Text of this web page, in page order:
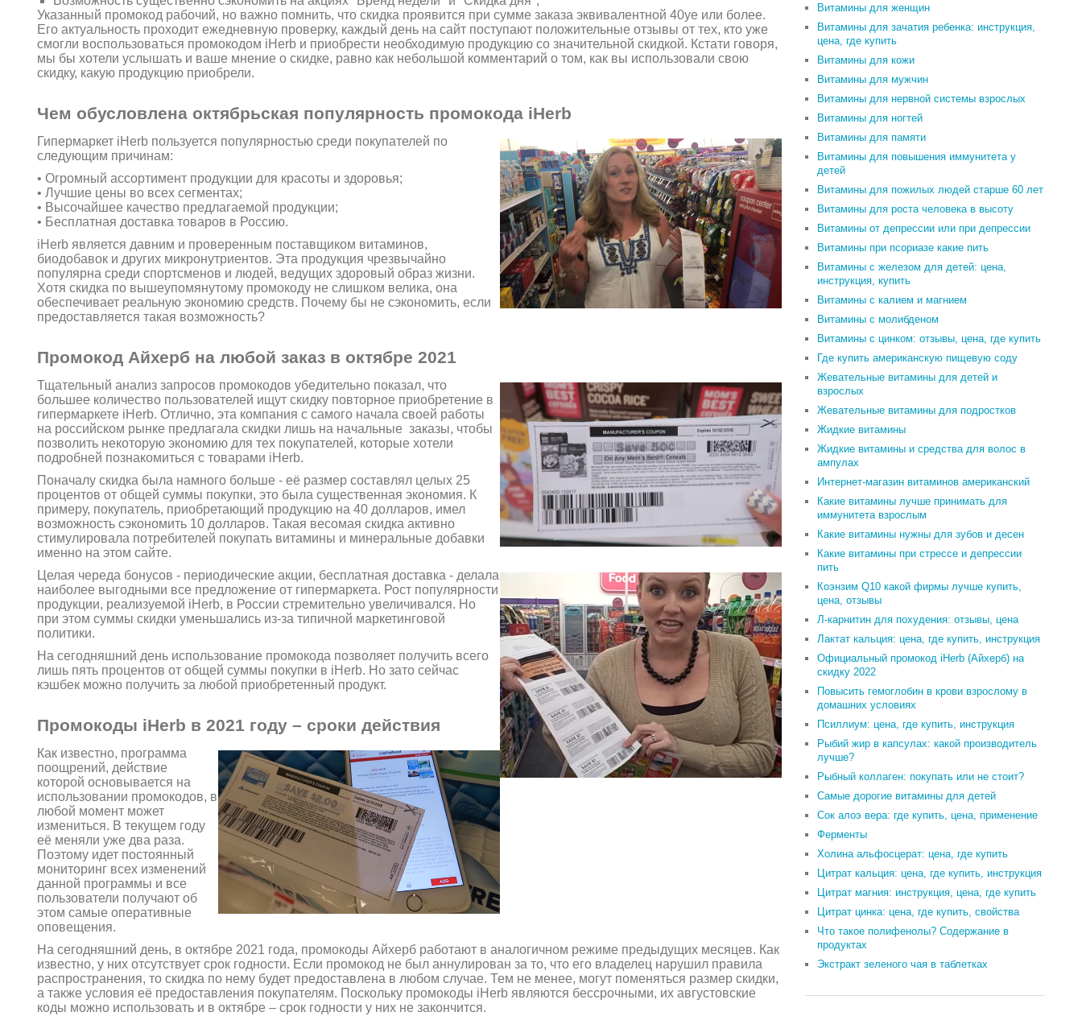
Указанный промокод рабочий, но важно помнить, что скидка проявится при сумме заказа эквивалентной 40уе или более.
Его актуальность проходит ежедневную проверку, каждый день на сайт поступают положительные отзывы от тех, кто уже
смогли воспользоваться промокодом iHerb и приобрести необходимую продукцию со значительной скидкой. Кстати говоря,
мы бы хотели услышать и ваше мнение о скидке, равно как небольшой комментарий о том, как вы использовали свою
скидку, какую продукцию приобрели.
Чем обусловлена октябрьская популярность промокода iHerb
Гипермаркет iHerb пользуется популярностью среди покупателей по
следующим причинам:
• Огромный ассортимент продукции для красоты и здоровья;
• Лучшие цены во всех сегментах;
• Высочайшее качество предлагаемой продукции;
• Бесплатная доставка товаров в Россию.
iHerb является давним и проверенным поставщиком витаминов,
биодобавок и других микронутриентов. Эта продукция чрезвычайно
популярна среди спортсменов и людей, ведущих здоровый образ жизни.
Хотя скидка по вышеупомянутому промокоду не слишком велика, она
обеспечивает реальную экономию средств. Почему бы не сэкономить, если
предоставляется такая возможность?
Промокод Айхерб на любой заказ в октябре 2021
Тщательный анализ запросов промокодов убедительно показал, что
большее количество пользователей ищут скидку повторное приобретение в
гипермаркете iHerb. Отлично, эта компания с самого начала своей работы
на российском рынке предлагала скидки лишь на начальные заказы, чтобы
позволить некоторую экономию для тех покупателей, которые хотели
подробней познакомиться с товарами iHerb.
Поначалу скидка была намного больше - её размер составлял целых 25
процентов от общей суммы покупки, это была существенная экономия. К
примеру, покупатель, приобретающий продукцию на 40 долларов, имел
возможность сэкономить 10 долларов. Такая весомая скидка активно
стимулировала потребителей покупать витамины и минеральные добавки
именно на этом сайте.
Целая череда бонусов - периодические акции, бесплатная доставка - делала
наиболее выгодными все предложение от гипермаркета. Рост популярности
продукции, реализуемой iHerb, в России стремительно увеличивался. Но
при этом суммы скидки уменьшались из-за типичной маркетинговой
политики.
На сегодняшний день использование промокода позволяет получить всего
лишь пять процентов от общей суммы покупки в iHerb. Но зато сейчас
кэшбек можно получить за любой приобретенный продукт.
Промокоды iHerb в 2021 году – сроки действия
Как известно, программа
поощрений, действие
которой основывается на
использовании промокодов, в
любой момент может
измениться. В текущем году
её меняли уже два раза.
Поэтому идет постоянный
мониторинг всех изменений
данной программы и все
пользователи получают об
этом самые оперативные
оповещения.
На сегодняшний день, в октябре 2021 года, промокоды Айхерб работают в аналогичном режиме предыдущих месяцев. Как
известно, у них отсутствует срок годности. Если промокод не был аннулирован за то, что его владелец нарушил правила
распространения, то скидка по нему будет предоставлена в любом случае. Тем не менее, могут поменяться размер скидки,
а также условия её предоставления покупателям. Поскольку промокоды iHerb являются бессрочными, их августовские
коды можно использовать и в октябре – срок годности у них не закончится.
Витамины для женщин
Витамины для зачатия ребенка: инструкция,
цена, где купить
Витамины для кожи
Витамины для мужчин
Витамины для нервной системы взрослых
Витамины для ногтей
Витамины для памяти
Витамины для повышения иммунитета у
детей
Витамины для пожилых людей старше 60 лет
Витамины для роста человека в высоту
Витамины от депрессии или при депрессии
Витамины при псориазе какие пить
Витамины с железом для детей: цена,
инструкция, купить
Витамины с калием и магнием
Витамины с молибденом
Витамины с цинком: отзывы, цена, где купить
Где купить американскую пищевую соду
Жевательные витамины для детей и
взрослых
Жевательные витамины для подростков
Жидкие витамины
Жидкие витамины и средства для волос в
ампулах
Интернет-магазин витаминов американский
Какие витамины лучше принимать для
иммунитета взрослым
Какие витамины нужны для зубов и десен
Какие витамины при стрессе и депрессии
пить
Коэнзим Q10 какой фирмы лучше купить,
цена, отзывы
Л-карнитин для похудения: отзывы, цена
Лактат кальция: цена, где купить, инструкция
Официальный промокод iHerb (Айхерб) на
скидку 2022
Повысить гемоглобин в крови взрослому в
домашних условиях
Псиллиум: цена, где купить, инструкция
Рыбий жир в капсулах: какой производитель
лучше?
Рыбный коллаген: покупать или не стоит?
Самые дорогие витамины для детей
Сок алоэ вера: где купить, цена, применение
Ферменты
Холина альфосцерат: цена, где купить
Цитрат кальция: цена, где купить, инструкция
Цитрат магния: инструкция, цена, где купить
Цитрат цинка: цена, где купить, свойства
Что такое полифенолы? Содержание в
продуктах
Экстракт зеленого чая в таблетках